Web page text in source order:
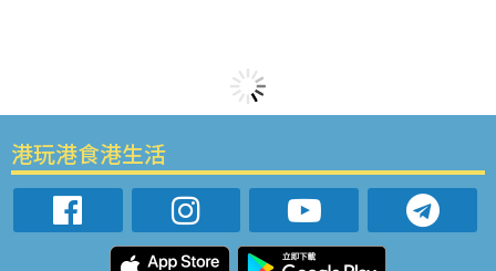
港玩港食港生活